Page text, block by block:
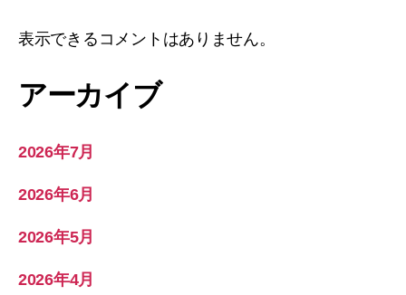
表示できるコメントはありません。
アーカイブ
2026年7月
2026年6月
2026年5月
2026年4月